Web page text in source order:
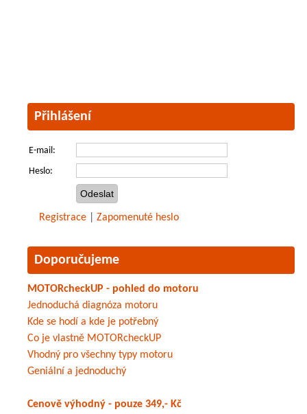
Přihlášení
E-mail:
Heslo:
Registrace Zapomenuté heslo
Doporučujeme
MOTORcheckUP - pohled do motoru
Jednoduchá diagnóza motoru
Kde se hodí a kde je potřebný
Co je vlastně MOTORcheckUP
Vhodný pro všechny typy motoru
Geniální a jednoduchý
Cenově výhodný - pouze 349,- Kč